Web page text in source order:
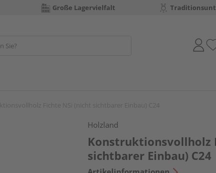
Große Lagervielfalt
Holzland
Konstruktionsvollholz
sichtbarer Einbau) C24